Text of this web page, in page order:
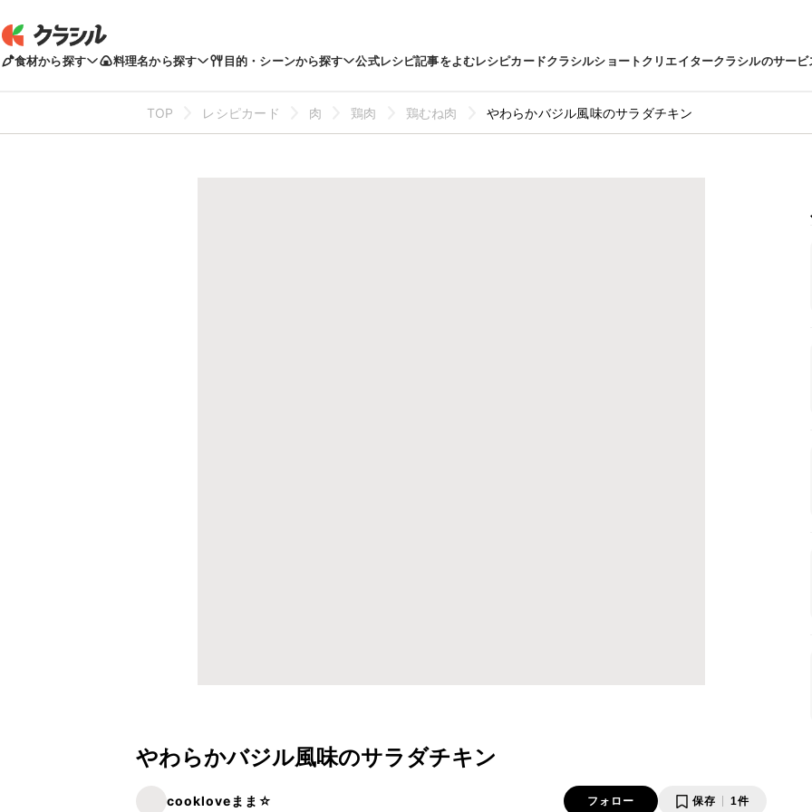
食材から探す 料理名から探す 目的・シーンから探す 公式レシピ記事をよむレシピカードクラシルショートクリエイタークラシルのサービ
TOP レシピカード 肉 鶏肉 鶏むね肉 やわらかバジル風味のサラダチキン
やわらかバジル風味のサラダチキン
cookloveまま☆ フォロー 保存 1件